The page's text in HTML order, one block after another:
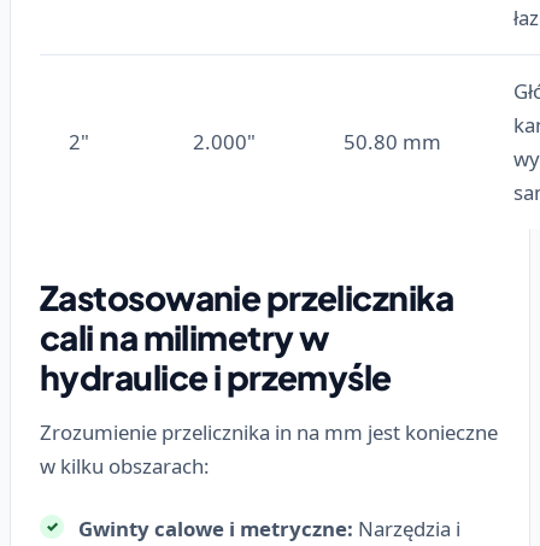
2" 2.000" 50.80 mm
Zastosowanie przelicznika
cali na milimetry w
hydraulice i przemyśle
Zrozumienie przelicznika in na mm jest konieczne
w kilku obszarach:
Gwinty calowe i metryczne: Narzędzia i